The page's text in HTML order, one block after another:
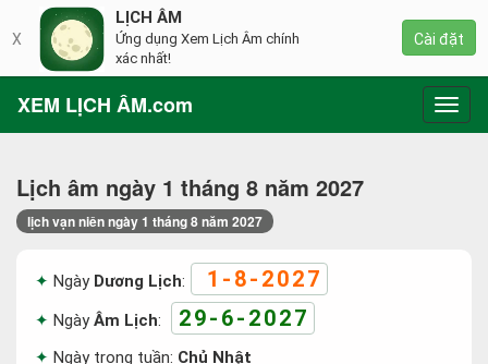
XEM LỊCH ÂM.com
Lịch âm ngày 1 tháng 8 năm 2027
lịch vạn niên ngày 1 tháng 8 năm 2027
Ngày Dương Lịch: 1-8-2027
NgàyÂm Lịch: 29-6-2027
Ngày trong tuần: Chủ Nhật
X
LỊCH ÂM
Ứng dụng Xem Lịch Âm chính
xác nhất!
Cài đặt